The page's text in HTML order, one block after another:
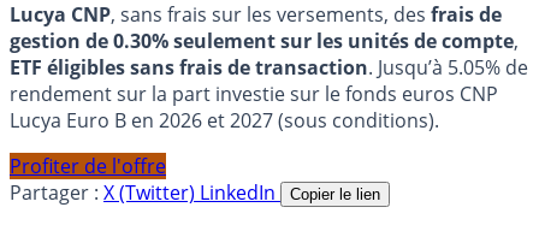
Lucya CNP, sans frais sur les versements, des frais de
gestion de 0.30% seulement sur les unités de compte,
ETF éligibles sans frais de transaction. Jusqu’à 5.05% de
rendement sur la part investie sur le fonds euros CNP
Lucya Euro B en 2026 et 2027 (sous conditions).
Profiter de l'offre
Partager : X (Twitter) LinkedIn Copier le lien